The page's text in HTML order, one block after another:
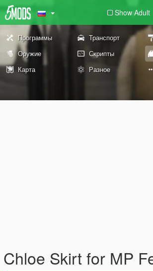
Show Adult
Программы Транспорт
Оружие
Скрипты
Карта
Разное
Chloe Skirt for MP